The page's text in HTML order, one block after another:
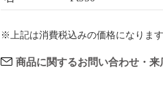
※上記は消費税込みの価格になります
商品に関するお問い合わせ・